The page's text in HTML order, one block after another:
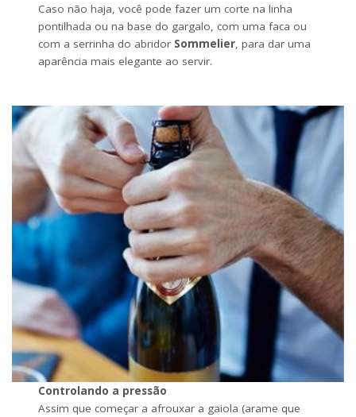
Caso não haja, você pode fazer um corte na linha
pontilhada ou na base do gargalo, com uma faca ou
com a serrinha do abridor Sommelier, para dar uma
aparência mais elegante ao servir.
Controlando a pressão
Assim que começar a afrouxar a gaiola (arame que